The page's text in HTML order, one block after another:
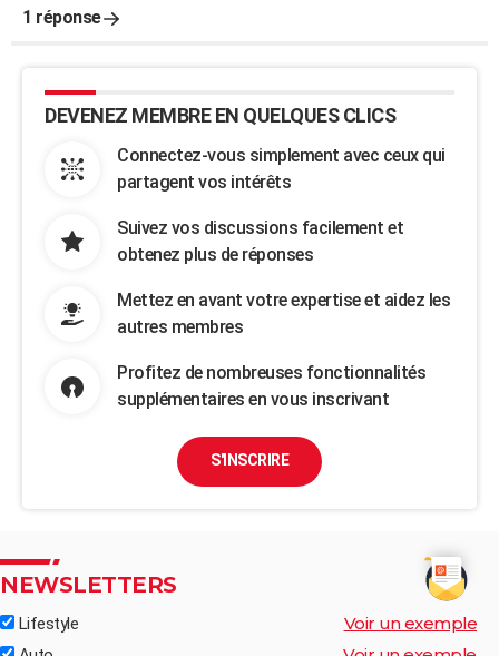
1 réponse
DEVENEZ MEMBRE EN QUELQUES CLICS
Connectez-vous simplement avec ceux qui
partagent vos intérêts
Suivez vos discussions facilement et
obtenez plus de réponses
Mettez en avant votre expertise et aidez les
autres membres
Profitez de nombreuses fonctionnalités
supplémentaires en vous inscrivant
S'INSCRIRE
NEWSLETTERS
Lifestyle Voir un exemple